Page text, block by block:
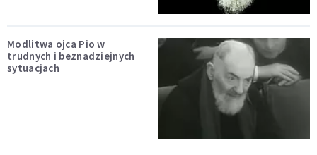
Modlitwa ojca Pio w
trudnych i beznadziejnych
sytuacjach